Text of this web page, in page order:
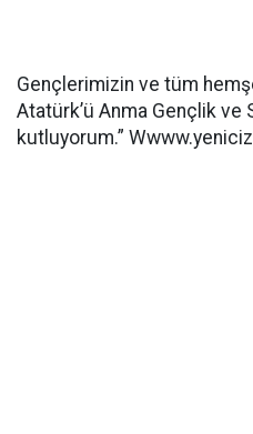
Gençlerimizin ve tüm
Atatürk’ü Anma Gençlik ve
kutluyorum.”